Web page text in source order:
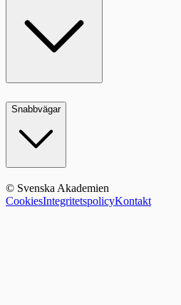
Snabbvägar
© Svenska Akademien
CookiesIntegritetspolicyKontakt